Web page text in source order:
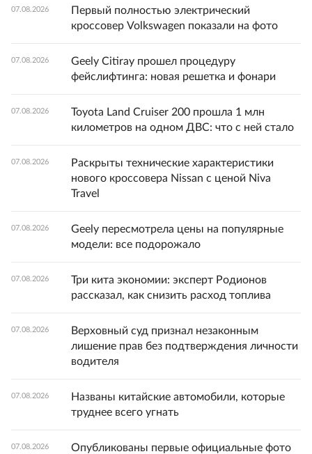
07.08.2026
Первый полностью электрический
кроссовер Volkswagen показали на фото
07.08.2026
Geely Citiray прошел процедуру
фейслифтинга: новая решетка и фонари
07.08.2026
Toyota Land Cruiser 200 прошла 1 млн
километров на одном ДВС: что с ней стало
07.08.2026
Раскрыты технические характеристики
нового кроссовера Nissan с ценой Niva
Travel
07.08.2026
Geely пересмотрела цены на популярные
модели: все подорожало
07.08.2026
Три кита экономии: эксперт Родионов
рассказал, как снизить расход топлива
07.08.2026
Верховный суд признал незаконным
лишение прав без подтверждения личности
водителя
07.08.2026
Названы китайские автомобили, которые
труднее всего угнать
07.08.2026
Опубликованы первые официальные фото